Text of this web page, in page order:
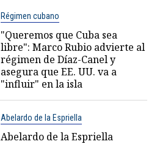
Régimen cubano
"Queremos que Cuba sea
libre": Marco Rubio advierte al
régimen de Díaz-Canel y
asegura que EE. UU. va a
"influir" en la isla
Abelardo de la Espriella
Abelardo de la Espriella